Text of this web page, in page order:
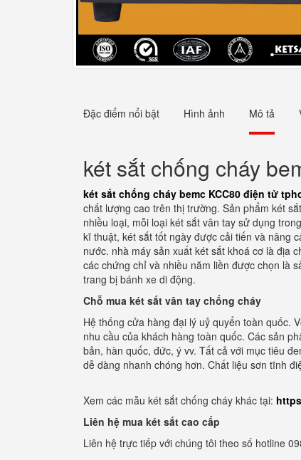
Đặc điểm nổi bật Hình ảnh Mô tả
két sắt chống cháy
két sắt chống cháy bemc KCC80 điện tử
chất lượng cao trên thị trường. Sản phẩm két
nhiều loại, mỗi loại két sắt vân tay sử dụng
kĩ thuật, két sắt tốt ngày được cải tiến và nâng
nước. nhà máy sản xuất két sắt khoá cơ là địa
các chứng chỉ và nhiều năm liền được chọn là
trang bị bánh xe di động.
Chỗ mua két sắt vân tay chống cháy
Hệ thống cửa hàng đại lý uỷ quyển toàn quốc.
nhu cầu của khách hàng toàn quốc. Các sản
bản, hàn quốc, đức, ý vv. Tất cả với mục tiêu
dễ dàng nhanh chóng hơn. Chất liệu sơn tĩnh
Xem các mẫu két sắt chống cháy khác tại:
Liên hệ mua két sắt cao cấp
Liên hệ trực tiếp với chúng tôi theo số hotline